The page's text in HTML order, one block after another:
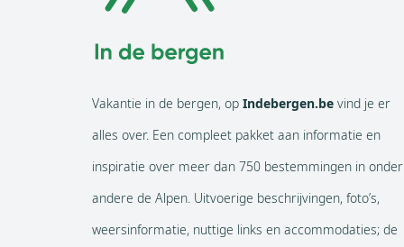
Vakantie in de bergen, op Indebergen.be vind je er
alles over. Een compleet pakket aan informatie en
inspiratie over meer dan 750 bestemmingen in onder
andere de Alpen. Uitvoerige beschrijvingen, foto’s,
weersinformatie, nuttige links en accommodaties; de